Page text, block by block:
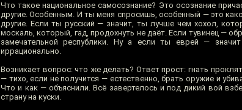
Что такое национальное самосознание? Это осознание
другие. Особенным. И ты меня спросишь, особенный — это
другие. Если ты русский — значит, ты лучше чем хохол,
москаль, который, гад, продохнуть не даёт. Если тувинец —
замечательной республики. Ну а если ты еврей —
иррационально.
Возникает вопрос: что же делать? Ответ прост: гнать
— тихо, если не получится — естественно, брать оружие и
Что и как — объяснили. Всё завертелось и под дикий вой
страну на куски.